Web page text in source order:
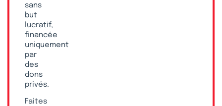
sans
but
lucratif,
financée
uniquement
par
des
dons
privés.
Faites